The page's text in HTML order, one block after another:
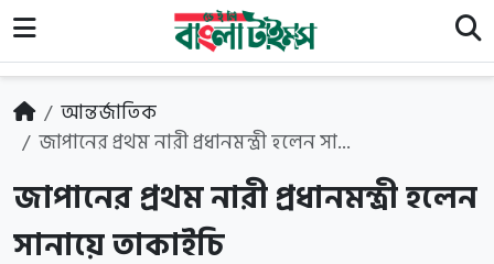
আন্তর্জাতিক
জাপানের প্রথম নারী প্রধানমন্ত্রী হলেন সা...
জাপানের প্রথম নারী প্রধানমন্ত্রী হলেন
সানায়ে তাকাইচি